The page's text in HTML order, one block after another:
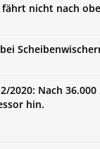
fährt nicht nach
2020: Nach
hin.